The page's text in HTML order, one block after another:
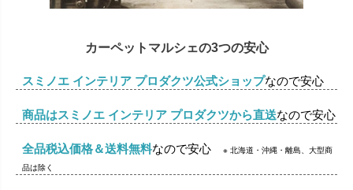
カーペットマルシェの3つの安心
スミノエ インテリア プロダクツ公式ショップなので安心
商品はスミノエ インテリア プロダクツから直送なので安心
全品税込価格＆送料無料なので安心
※ 北海道・沖縄・離島、大型商
品は除く